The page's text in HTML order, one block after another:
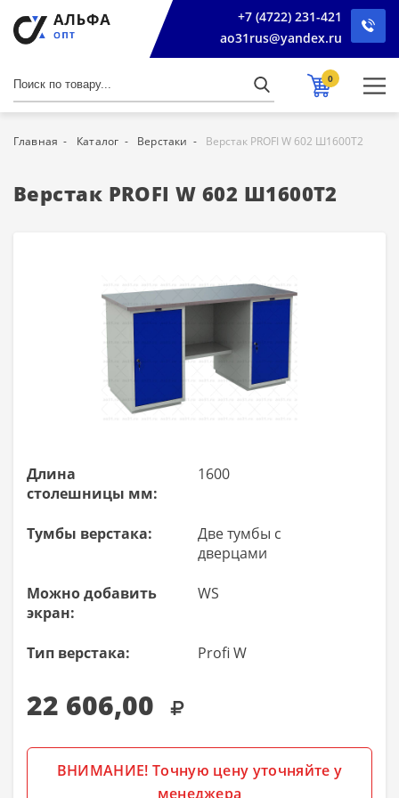
+7 (4722) 231-421
ao31rus@yandex.ru
0
Главная Каталог Верстаки Верстак PROFI W 602 Ш1600Т2
Верстак PROFI W 602 Ш1600Т2
Длина
столешницы мм:
1600
Тумбы верстака:
Две тумбы с
дверцами
Можно добавить
экран:
WS
Тип верстака: Profi W
22 606,00
ВНИМАНИЕ! Точную цену уточняйте у
менеджера